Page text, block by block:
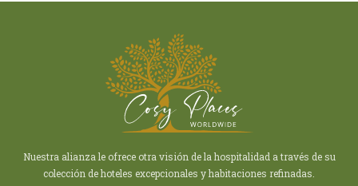
Nuestra alianza le ofrece otra visión de la hospitalidad a través de su
colección de hoteles excepcionales y habitaciones refinadas.